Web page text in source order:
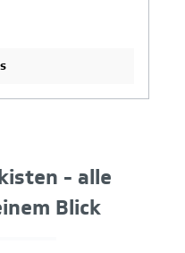
- alle
Blick